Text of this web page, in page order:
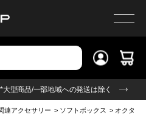
*大型商品/一部地域への発送は除く
連アクセサリー > ソフトボックス > オクタ型